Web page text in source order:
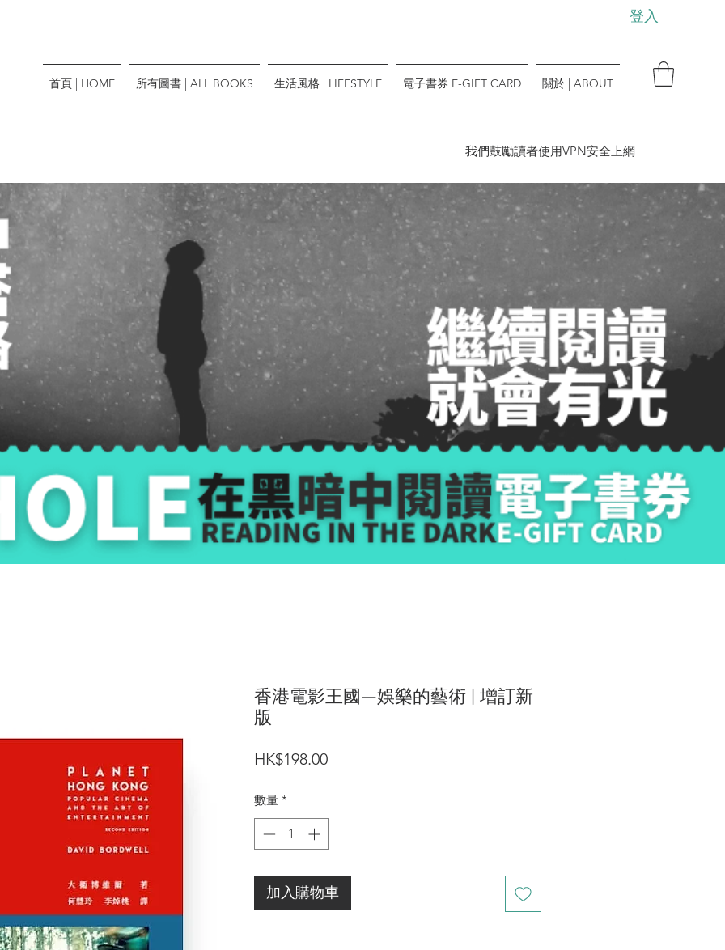
登入
首頁 | HOME 所有圖書 | ALL BOOKS 生活風格 | LIFESTYLE 電子書券 E-GIFT CARD 關於 | ABOUT
​我們鼓勵讀者使用VPN安全上網
香港電影王國—娛樂的藝術 | 增訂新
版
HK$198.00價
數量 *
加入購物車